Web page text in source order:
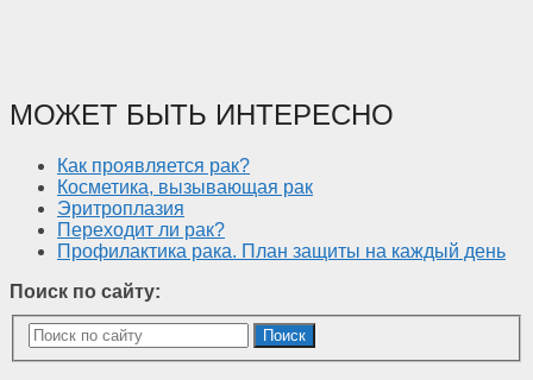
МОЖЕТ БЫТЬ ИНТЕРЕСНО
Как проявляется рак?
Косметика, вызывающая рак
Эритроплазия
Переходит ли рак?
Профилактика рака. План защиты на каждый день
Поиск по сайту:
Поиск